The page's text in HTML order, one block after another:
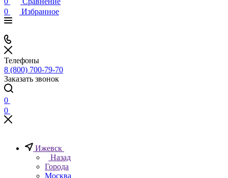
0
Избранное
Телефоны
8 (800) 700-79-70
Заказать звонок
0
0
Ижевск
Назад
Города
Москва